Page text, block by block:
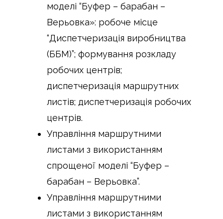
моделі “Буфер – барабан –
Верьовка»: робоче місце
“Диспетчеризація виробництва
(ББМ)”; формування розкладу
робочих центрів;
диспетчеризація маршрутних
листів; диспетчеризація робочих
центрів.
Управління маршрутними
листами з використанням
спрощеної моделі “Буфер –
барабан – Верьовка”.
Управління маршрутними
листами з використанням